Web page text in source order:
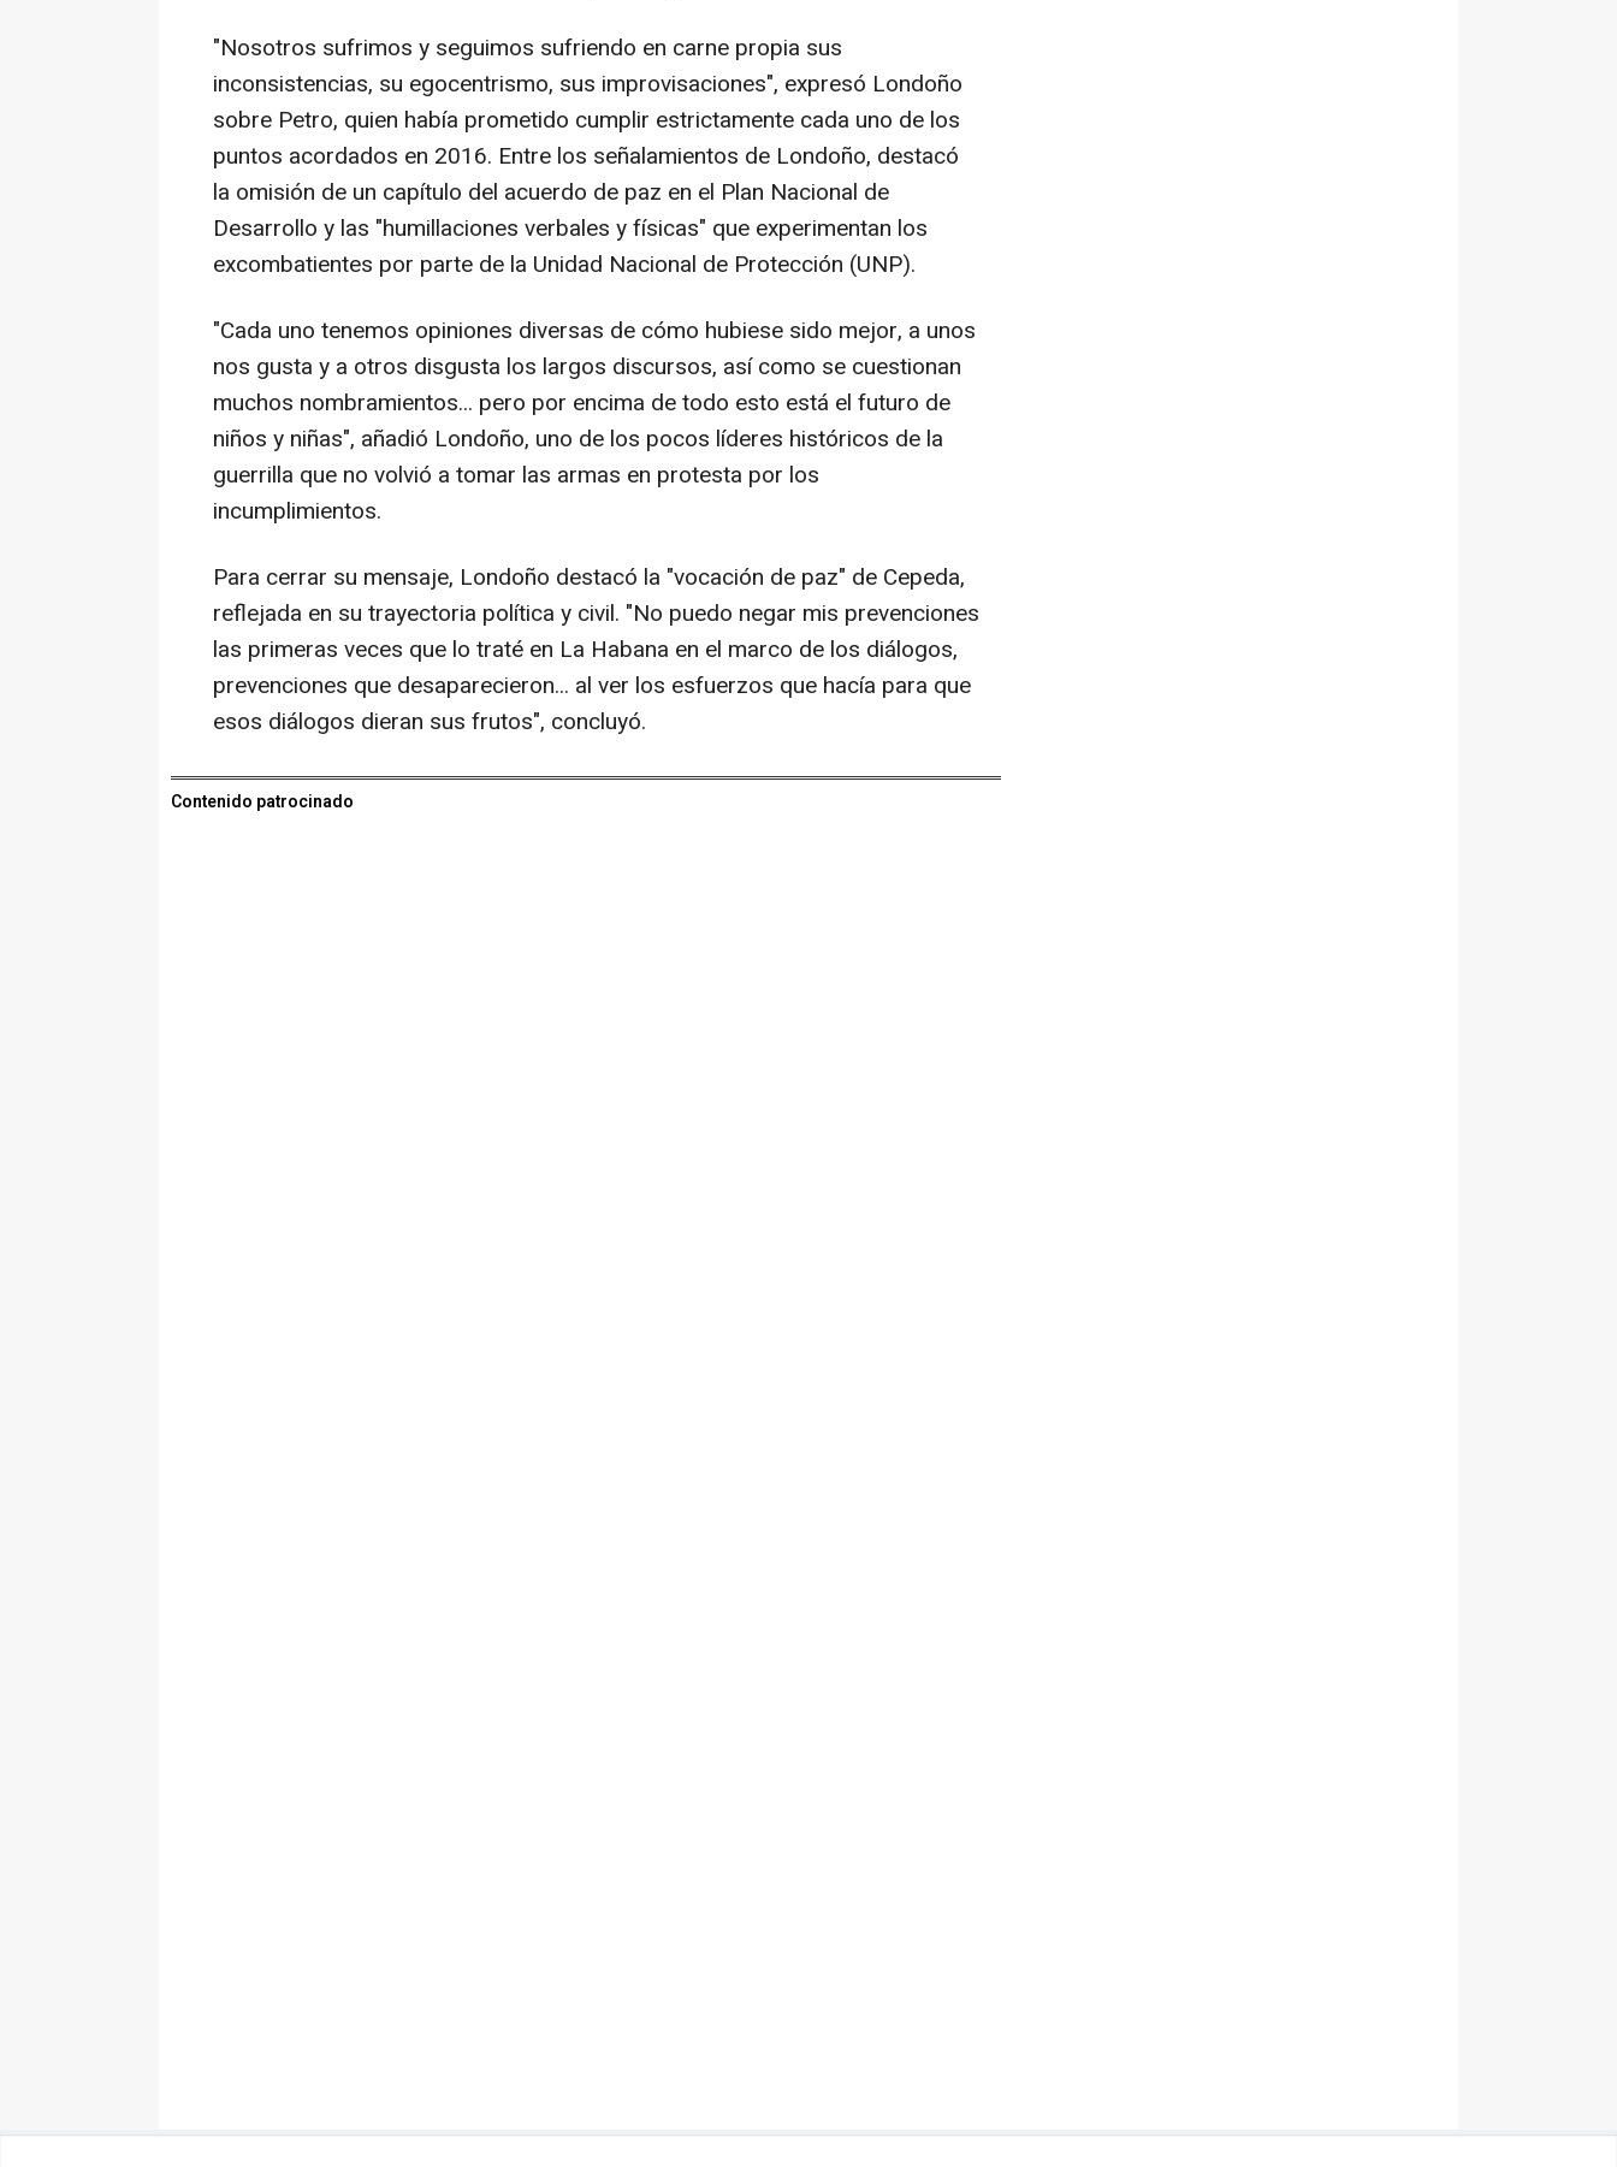
"Nosotros sufrimos y seguimos sufriendo en carne propia sus
inconsistencias, su egocentrismo, sus improvisaciones", expresó Londoño
sobre Petro, quien había prometido cumplir estrictamente cada uno de los
puntos acordados en 2016. Entre los señalamientos de Londoño, destacó
la omisión de un capítulo del acuerdo de paz en el Plan Nacional de
Desarrollo y las "humillaciones verbales y físicas" que experimentan los
excombatientes por parte de la Unidad Nacional de Protección (UNP).
"Cada uno tenemos opiniones diversas de cómo hubiese sido mejor, a unos
nos gusta y a otros disgusta los largos discursos, así como se cuestionan
muchos nombramientos... pero por encima de todo esto está el futuro de
niños y niñas", añadió Londoño, uno de los pocos líderes históricos de la
guerrilla que no volvió a tomar las armas en protesta por los
incumplimientos.
Para cerrar su mensaje, Londoño destacó la "vocación de paz" de Cepeda,
reflejada en su trayectoria política y civil. "No puedo negar mis prevenciones
las primeras veces que lo traté en La Habana en el marco de los diálogos,
prevenciones que desaparecieron... al ver los esfuerzos que hacía para que
esos diálogos dieran sus frutos", concluyó.
Contenido patrocinado